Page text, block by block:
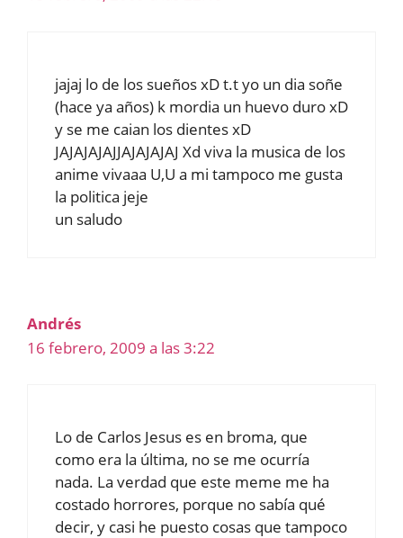
jajaj lo de los sueños xD t.t yo un dia soñe
(hace ya años) k mordia un huevo duro xD
y se me caian los dientes xD
JAJAJAJAJJAJAJAJAJ Xd viva la musica de los
anime vivaaa U,U a mi tampoco me gusta
la politica jeje
un saludo
Andrés
16 febrero, 2009 a las 3:22
Lo de Carlos Jesus es en broma, que
como era la última, no se me ocurría
nada. La verdad que este meme me ha
costado horrores, porque no sabía qué
decir, y casi he puesto cosas que tampoco